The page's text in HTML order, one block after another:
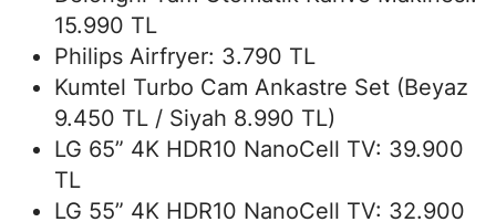
15.990 TL
Philips Airfryer: 3.790 TL
Kumtel Turbo Cam Ankastre Set (Beyaz
9.450 TL / Siyah 8.990 TL)
LG 65” 4K HDR10 NanoCell TV: 39.900
TL
LG 55” 4K HDR10 NanoCell TV: 32.900